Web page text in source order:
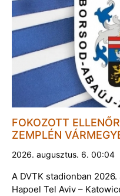
FOKOZOTT
ZEMPLÉN
2026. augusztus. 6. 00:04
A DVTK stadionban
Hapoel Tel Aviv –